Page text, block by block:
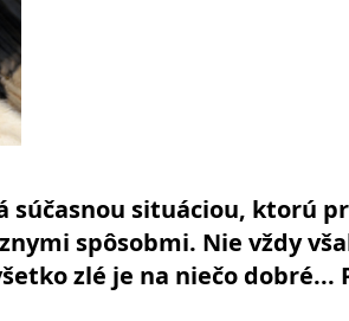
súčasnou situáciou, ktorú
spôsobmi. Nie vždy
zlé je na niečo